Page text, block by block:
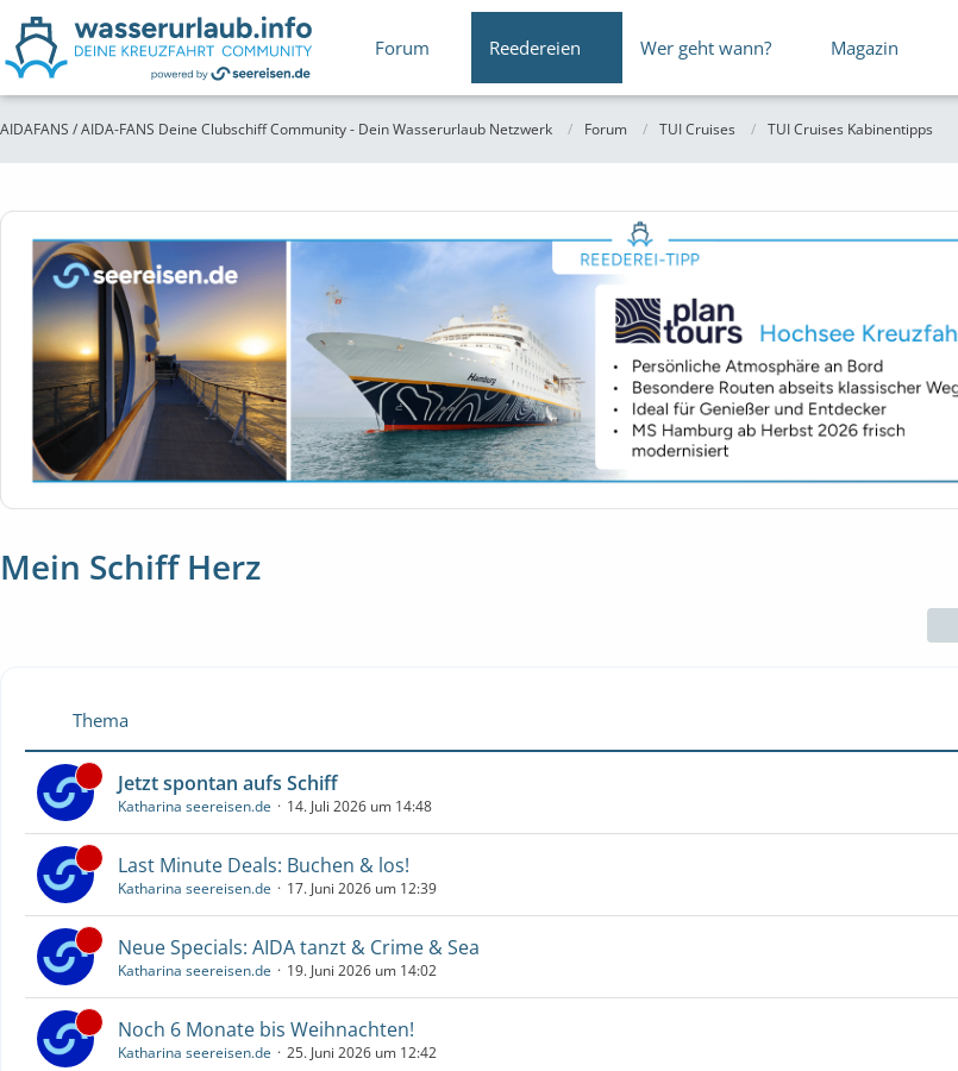
Forum Reedereien Wer geht wann? Magazin
AIDAFANS / AIDA-FANS Deine Clubschiff Community - Dein Wasserurlaub Netzwerk Forum TUI Cruises TUI Cruises Kabinentipps
Mein Schiff Herz
Thema
Jetzt spontan aufs Schiff
Katharina seereisen.de 14. Juli 2026 um 14:48
Last Minute Deals: Buchen & los!
Katharina seereisen.de 17. Juni 2026 um 12:39
Neue Specials: AIDA tanzt & Crime & Sea
Katharina seereisen.de 19. Juni 2026 um 14:02
Noch 6 Monate bis Weihnachten!
Katharina seereisen.de 25. Juni 2026 um 12:42